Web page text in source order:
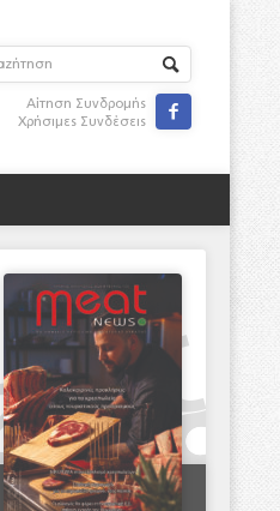
Αίτηση Συνδρομής
Χρήσιμες Συνδέσεις
